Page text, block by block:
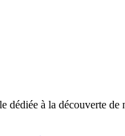
dédiée à la découverte de